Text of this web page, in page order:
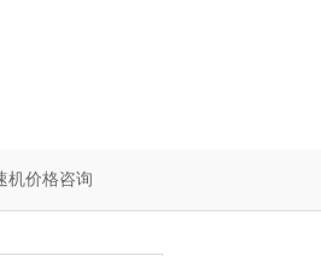
机价格咨询